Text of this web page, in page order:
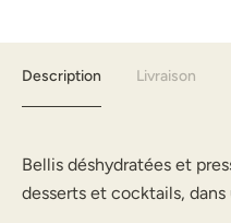
Description Livraison
Bellis déshydratées et
desserts et cocktails,